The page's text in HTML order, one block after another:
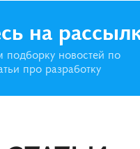
на
новостей по
про разработку